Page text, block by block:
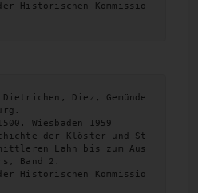
Historischen Kommissio
Diez, Gemünde
Wiesbaden 1959
der Klöster und St
Lahn bis zum Aus
Band 2.
Historischen Kommissio